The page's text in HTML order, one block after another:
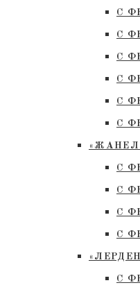
С
С
С
С
C
С
С
С
С
С
С